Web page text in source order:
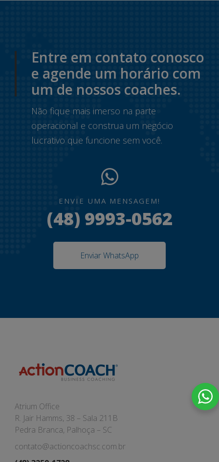
Entre em contato conosco
e agende um horário com
um de nossos coaches.
Não fique mais imerso na parte
operacional e construa um negócio
lucrativo que funcione sem você.
ENVIE UMA MENSAGEM!
(48) 9993-0562
Enviar WhatsApp
Atrium Office
R. Jair Hamms, 38 – Sala 211B
Pedra Branca, Palhoça – SC
contato@actioncoachsc.com.br